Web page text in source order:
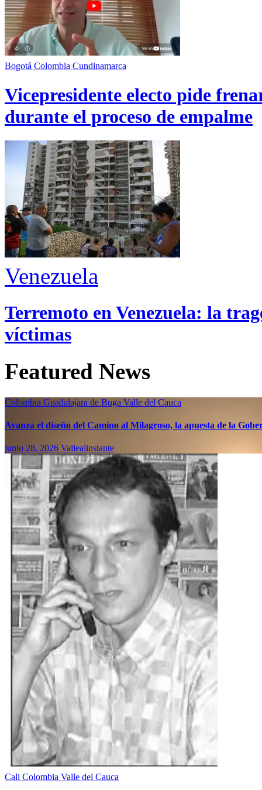
Bogotá Colombia Cundinamarca
Vicepresidente electo pide
durante el proceso de empalme
Venezuela
Terremoto en Venezuela: la
víctimas
Featured News
Colombia Guadalajara de Buga Valle del Cauca
Avanza el diseño del Camino al Milagroso, la apuesta de la
junio 28, 2026 Vallealinstante
Cali Colombia Valle del Cauca